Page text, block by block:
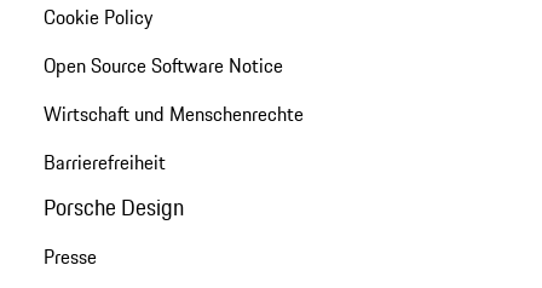
Cookie Policy
Open Source Software Notice
Wirtschaft und Menschenrechte
Barrierefreiheit
Porsche Design
Presse